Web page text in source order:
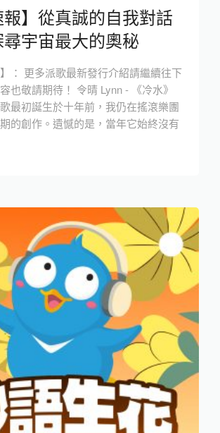
報】從真誠的自我對話
宇宙最大的奧秘
】： 更多派歌最新發行介紹請繼續往下
也敬請期待！ 令晴 Lynn - 《冷水》
歌最初誕生於十年前，我仍在搖滾樂團
期的創作。遺憾的是，當年它始終沒有